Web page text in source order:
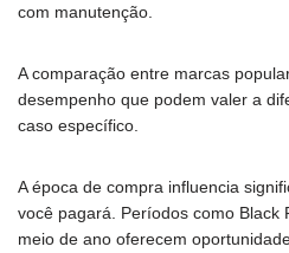
com manutenção.
A comparação entre marcas
desempenho que podem valer a
caso específico.
A época de compra influencia
você pagará. Períodos como Black
meio de ano oferecem